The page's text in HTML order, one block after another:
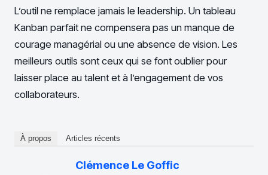
L’outil ne remplace jamais le leadership. Un tableau
Kanban parfait ne compensera pas un manque de
courage managérial ou une absence de vision. Les
meilleurs outils sont ceux qui se font oublier pour
laisser place au talent et à l’engagement de vos
collaborateurs.
À propos Articles récents
Clémence Le Goffic